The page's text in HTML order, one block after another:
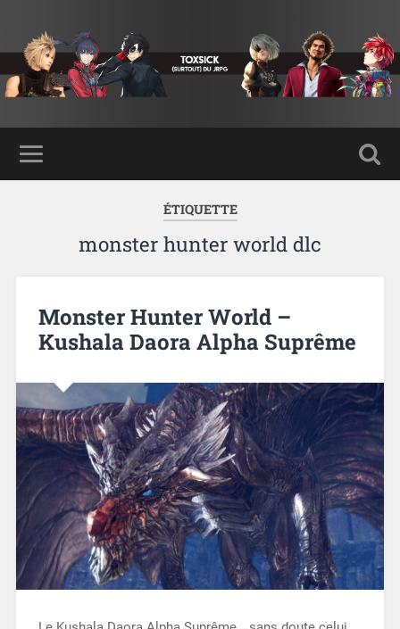
ÉTIQUETTE
monster hunter world dlc
Monster Hunter World –
Kushala Daora Alpha Suprême